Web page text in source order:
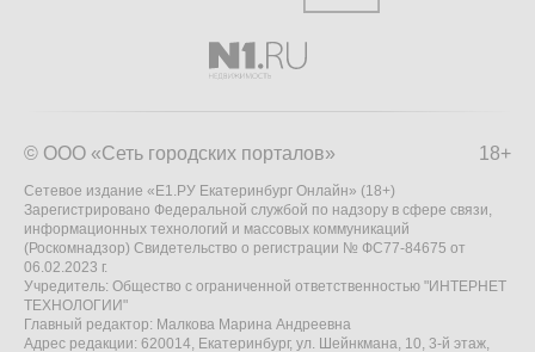
18+
© ООО «Сеть городских порталов»
Сетевое издание «Е1.РУ Екатеринбург Онлайн» (18+)
Зарегистрировано Федеральной службой по надзору в сфере связи,
информационных технологий и массовых коммуникаций
(Роскомнадзор) Свидетельство о регистрации № ФС77-84675 от
06.02.2023 г.
Учредитель: Общество с ограниченной ответственностью "ИНТЕРНЕТ
ТЕХНОЛОГИИ"
Главный редактор: Малкова Марина Андреевна
Адрес редакции: 620014, Екатеринбург, ул. Шейнкмана, 10, 3-й этаж,